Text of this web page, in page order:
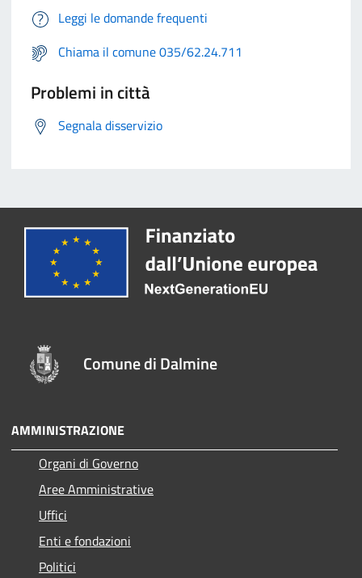
Leggi le domande frequenti
Chiama il comune 035/62.24.711
Problemi in città
Segnala disservizio
Comune di Dalmine
AMMINISTRAZIONE
Organi di Governo
Aree Amministrative
Uffici
Enti e fondazioni
Politici